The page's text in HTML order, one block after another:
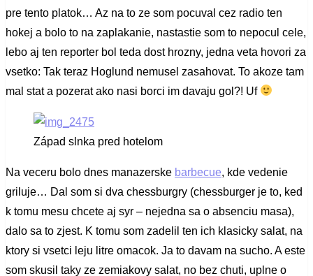
pre tento platok… Az na to ze som pocuval cez radio ten
hokej a bolo to na zaplakanie, nastastie som to nepocul cele,
lebo aj ten reporter bol teda dost hrozny, jedna veta hovori za
vsetko: Tak teraz Hoglund nemusel zasahovat. To akoze tam
mal stat a pozerat ako nasi borci im davaju gol?! Uf
Západ slnka pred hotelom
Na veceru bolo dnes manazerske barbecue, kde vedenie
griluje… Dal som si dva chessburgry (chessburger je to, ked
k tomu mesu chcete aj syr – nejedna sa o absenciu masa),
dalo sa to zjest. K tomu som zadelil ten ich klasicky salat, na
ktory si vsetci leju litre omacok. Ja to davam na sucho. A este
som skusil taky ze zemiakovy salat, no bez chuti, uplne o